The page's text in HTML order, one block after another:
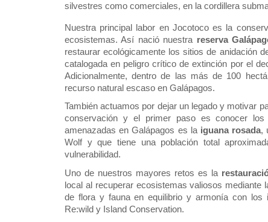
silvestres como comerciales, en la cordillera
Nuestra principal labor en Jocotoco es la
ecosistemas. Así nació nuestra reserva
restaurar ecológicamente los sitios de anidación
catalogada en peligro crítico de extinción por el
Adicionalmente, dentro de las más de 100
recurso natural escaso en Galápagos.
También actuamos por dejar un legado y motivar
conservación y el primer paso es conocer
amenazadas en Galápagos es la iguana rosada,
Wolf y que tiene una población total
vulnerabilidad.
Uno de nuestros mayores retos es la
local al recuperar ecosistemas valiosos
de flora y fauna en equilibrio y armonía con los
Re:wild y Island Conservation.